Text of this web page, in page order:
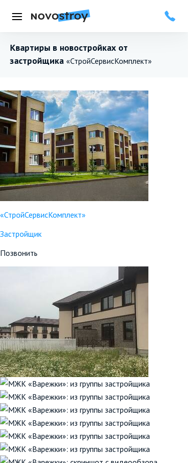
Меню
Квартиры в новостройках от
застройщика «СтройСервисКомплект»
«СтройСервисКомплект»
Застройщик
Позвонить